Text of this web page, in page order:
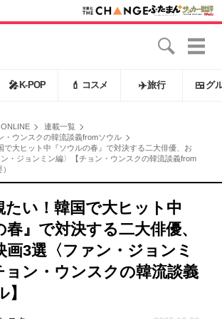
🎤 K-POP 💄 コスメ ✈️旅行 🍱 グ
連載一覧
・ウンスクの韓流談義fromソウル
で大ヒット中『ソウルの春』で対決する二大俳優、お
・ジョンミン編〉【チョン・ウンスクの韓流談義from
たい！韓国で大ヒット中
春』で対決する二大俳優、
画3選〈ファン・ジョンミ
ョン・ウンスクの韓流談義